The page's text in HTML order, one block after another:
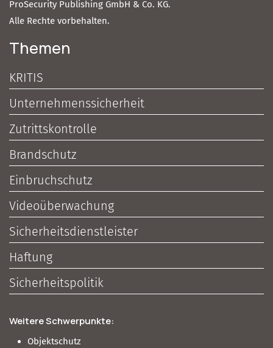
ProSecurity Publishing GmbH & Co. KG.
Alle Rechte vorbehalten.
Themen
KRITIS
Unternehmenssicherheit
Zutrittskontrolle
Brandschutz
Einbruchschutz
Videoüberwachung
Sicherheitsdienstleister
Haftung
Sicherheitspolitik
Weitere Schwerpunkte:
Objektschutz